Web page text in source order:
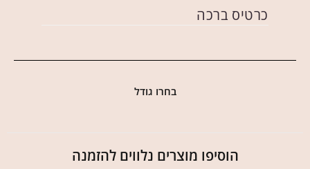
כרטיס ברכה
בחרו גודל
הוסיפו מוצרים נלווים להזמנה